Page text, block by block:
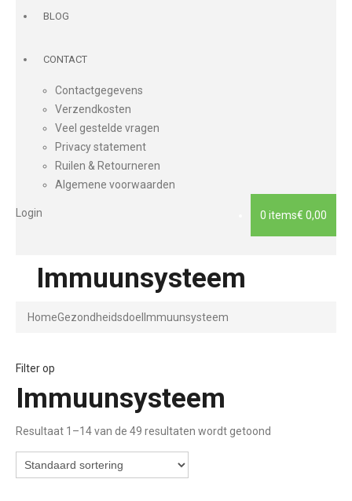
BLOG
CONTACT
Contactgegevens
Verzendkosten
Veel gestelde vragen
Privacy statement
Ruilen & Retourneren
Algemene voorwaarden
0 items€ 0,00
Login
Immuunsysteem
HomeGezondheidsdoel Immuunsysteem
Filter op
Immuunsysteem
Resultaat 1–14 van de 49 resultaten wordt getoond